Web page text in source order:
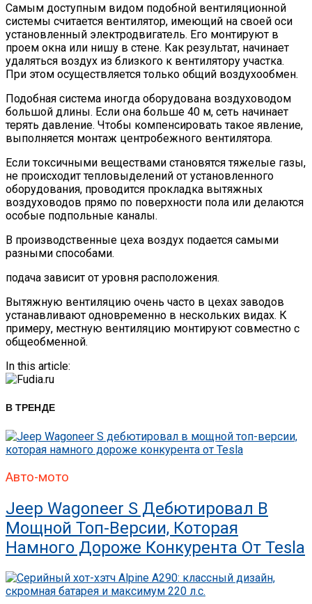
Самым доступным видом подобной вентиляционной
системы считается вентилятор, имеющий на своей оси
установленный электродвигатель. Его монтируют в
проем окна или нишу в стене. Как результат, начинает
удаляться воздух из близкого к вентилятору участка.
При этом осуществляется только общий воздухообмен.
Подобная система иногда оборудована воздуховодом
большой длины. Если она больше 40 м, сеть начинает
терять давление. Чтобы компенсировать такое явление,
выполняется монтаж центробежного вентилятора.
Если токсичными веществами становятся тяжелые газы,
не происходит тепловыделений от установленного
оборудования, проводится прокладка вытяжных
воздуховодов прямо по поверхности пола или делаются
особые подпольные каналы.
В производственные цеха воздух подается самыми
разными способами.
подача зависит от уровня расположения.
Вытяжную вентиляцию очень часто в цехах заводов
устанавливают одновременно в нескольких видах. К
примеру, местную вентиляцию монтируют совместно с
общеобменной.
In this article:
В ТРЕНДЕ
Авто-мото
Jeep Wagoneer S Дебютировал В
Мощной Топ-Версии, Которая
Намного Дороже Конкурента От Tesla